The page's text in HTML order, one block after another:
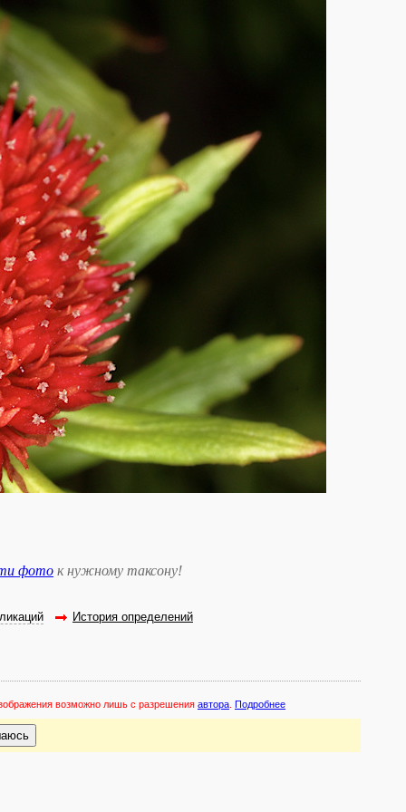
фото к нужному таксону!
История определений
возможно лишь с разрешения автора Подробнее